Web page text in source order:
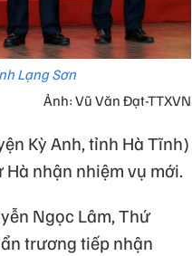
Lạng Sơn
Ảnh: Vũ Văn Đạt-TTXVN
Kỳ Anh, tỉnh Hà Tĩnh)
nhận nhiệm vụ mới.
Ngọc Lâm, Thứ
trương tiếp nhận